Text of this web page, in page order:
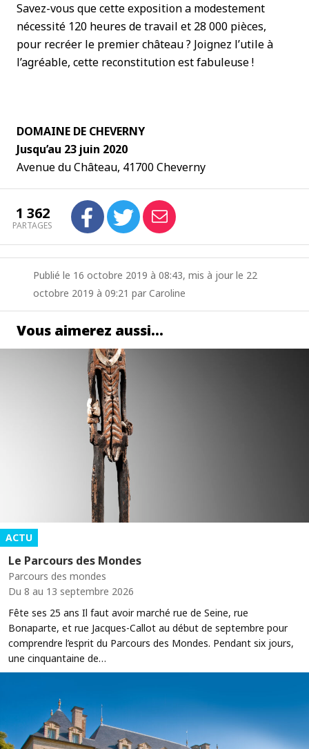
Savez-vous que cette exposition a modestement
nécessité 120 heures de travail et 28 000 pièces,
pour recréer le premier château ? Joignez l’utile à
l’agréable, cette reconstitution est fabuleuse !
DOMAINE DE CHEVERNY
Jusqu’au 23 juin 2020
Avenue du Château, 41700 Cheverny
1 362
PARTAGES
Publié le 16 octobre 2019 à 08:43, mis à jour le 22
octobre 2019 à 09:21 par Caroline
Vous aimerez aussi…
ACTU
Le Parcours des Mondes
Parcours des mondes
Du 8 au 13 septembre 2026
Fête ses 25 ans Il faut avoir marché rue de Seine, rue
Bonaparte, et rue Jacques-Callot au début de septembre pour
comprendre l’esprit du Parcours des Mondes. Pendant six jours,
une cinquantaine de…